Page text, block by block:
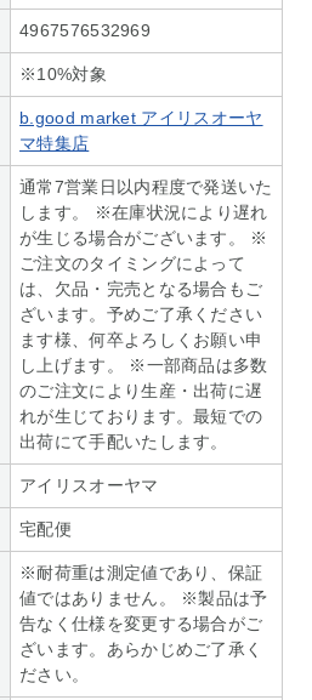
4967576532969
※10%対象
b.good market アイリスオーヤ
マ特集店
通常7営業日以内程度で発送いた
します。 ※在庫状況により遅れ
が生じる場合がございます。 ※
ご注文のタイミングによって
は、欠品・完売となる場合もご
ざいます。予めご了承ください
ます様、何卒よろしくお願い申
し上げます。 ※一部商品は多数
のご注文により生産・出荷に遅
れが生じております。最短での
出荷にて手配いたします。
アイリスオーヤマ
宅配便
※耐荷重は測定値であり、保証
値ではありません。 ※製品は予
告なく仕様を変更する場合がご
ざいます。あらかじめご了承く
ださい。